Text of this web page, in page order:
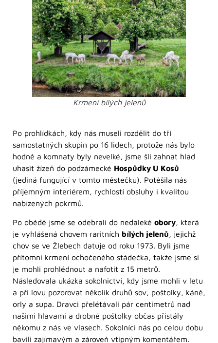
Krmení bílých jelenů
Po prohlídkách, kdy nás museli rozdělit do tří
samostatných skupin po 16 lidech, protože nás bylo
hodně a komnaty byly nevelké, jsme šli zahnat hlad
uhasit žízeň do podzámecké Hospůdky U Kosů
(jediná fungující v tomto městečku). Potěšila nás
příjemným interiérem, rychlostí obsluhy i kvalitou
nabízených pokrmů.
Po obědě jsme se odebrali do nedaleké obory, která
je vyhlášená chovem raritních bílých jelenů, jejichž
chov se ve Žlebech datuje od roku 1973. Byli jsme
přítomni krmení ochočeného stádečka, takže jsme si
je mohli prohlédnout a nafotit z 15 metrů.
Následovala ukázka sokolnictví, kdy jsme mohli v letu
a při lovu pozorovat několik druhů sov, poštolky, káně,
orly a supa. Dravci přelétávali pár centimetrů nad
našimi hlavami a drobné poštolky občas přistály
někomu z nás ve vlasech. Sokolníci nás po celou dobu
bavili zajímavým a zároveň vtipným komentářem.